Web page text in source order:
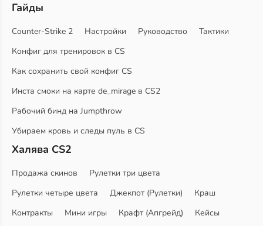
Гайды
Counter-Strike 2 Настройки Руководство
Тактики
Конфиг для тренировок в CS
Как сохранить свой конфиг CS
Инста смоки на карте de_mirage в CS2
Рабочий бинд на Jumpthrow
Убираем кровь и следы пуль в CS
Халява CS2
Продажа скинов
Рулетки три цвета
Рулетки четыре цвета
Джекпот (Рулетки)
Краш
Контракты
Мини игры Крафт (Апгрейд)
Кейсы